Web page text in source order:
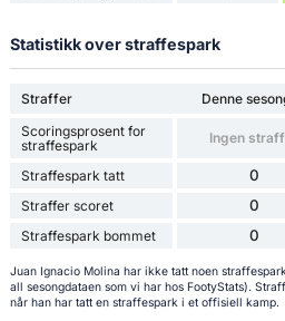
Statistikk over straffespark
Straffer Denne
Scoringsprosent for
straffespark
Ingen
Straffespark tatt 0
Straffer scoret 0
Straffespark bommet 0
Juan Ignacio Molina har ikke tatt noen
all sesongdataen som vi har hos FootyStats).
når han har tatt en straffespark i et offisiell kamp.